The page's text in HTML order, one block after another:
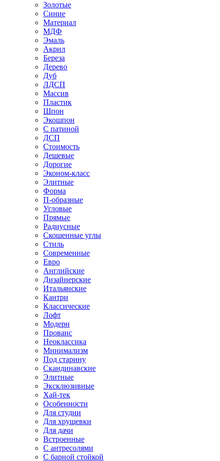
Золотые
Синие
Материал
МДФ
Эмаль
Акрил
Береза
Дерево
Дуб
ЛДСП
Массив
Пластик
Шпон
Экошпон
С патиной
ДСП
Стоимость
Дешевые
Дорогие
Эконом-класс
Элитные
Форма
П-образные
Угловые
Прямые
Радиусные
Скошенные углы
Стиль
Современные
Евро
Английские
Дизайнерские
Итальянские
Кантри
Классические
Лофт
Модерн
Прованс
Неоклассика
Минимализм
Под старину
Скандинавские
Элитные
Эксклюзивные
Хай-тек
Особенности
Для студии
Для хрущевки
Для дачи
Встроенные
С антресолями
С барной стойкой